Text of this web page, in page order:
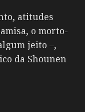
atitudes
o morto-
jeito –,
da Shounen